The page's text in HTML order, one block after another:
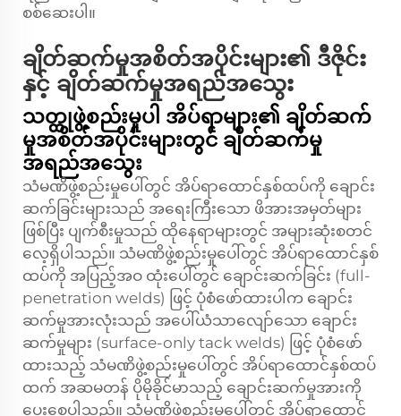
စစ်ဆေးပါ။
ချိတ်ဆက်မှုအစိတ်အပိုင်းများ၏ ဒီဇိုင်း
နှင့် ချိတ်ဆက်မှုအရည်အသွေး
သတ္ထုဖွဲ့စည်းမှုပါ အိပ်ရာများ၏ ချိတ်ဆက်
မှုအစိတ်အပိုင်းများတွင် ချိတ်ဆက်မှု
အရည်အသွေး
သံမဏိဖွဲ့စည်းမှုပေါ်တွင် အိပ်ရာထောင်နှစ်ထပ်ကို ချောင်း
ဆက်ခြင်းများသည် အရေးကြီးသော ဖိအားအမှတ်များ
ဖြစ်ပြီး ပျက်စီးမှုသည် ထိုနေရာများတွင် အများဆုံးစတင်
လေ့ရှိပါသည်။ သံမဏိဖွဲ့စည်းမှုပေါ်တွင် အိပ်ရာထောင်နှစ်
ထပ်ကို အပြည့်အဝ ထုံးပေါ်တွင် ချောင်းဆက်ခြင်း (full-
penetration welds) ဖြင့် ပုံစံဖော်ထားပါက ချောင်း
ဆက်မှုအားလုံးသည် အပေါ်ယံသာလျော်သော ချောင်း
ဆက်မှုများ (surface-only tack welds) ဖြင့် ပုံစံဖော်
ထားသည့် သံမဏိဖွဲ့စည်းမှုပေါ်တွင် အိပ်ရာထောင်နှစ်ထပ်
ထက် အဆမတန် ပိုမိုခိုင်မာသည့် ချောင်းဆက်မှုအားကို
ပေးစေပါသည်။ သံမဏိဖွဲ့စည်းမှုပေါ်တွင် အိပ်ရာထောင်